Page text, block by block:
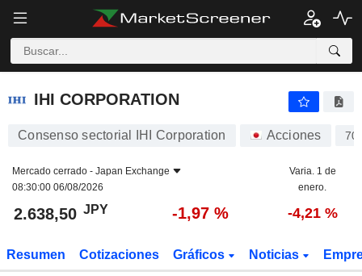
IHI CORPORATION -1,97 %
IHI CORPORATION
Consenso sectorial IHI Corporation Acciones
Mercado cerrado - Japan Exchange
08:30:00 06/08/2026
Varia. 1 de
enero.
2.638,50 JPY -1,97 % -4,21 %
Resumen Cotizaciones Gráficos Noticias